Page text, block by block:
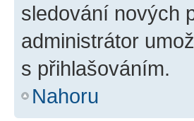
sledování nových
administrátor
s přihlašováním.
Nahoru